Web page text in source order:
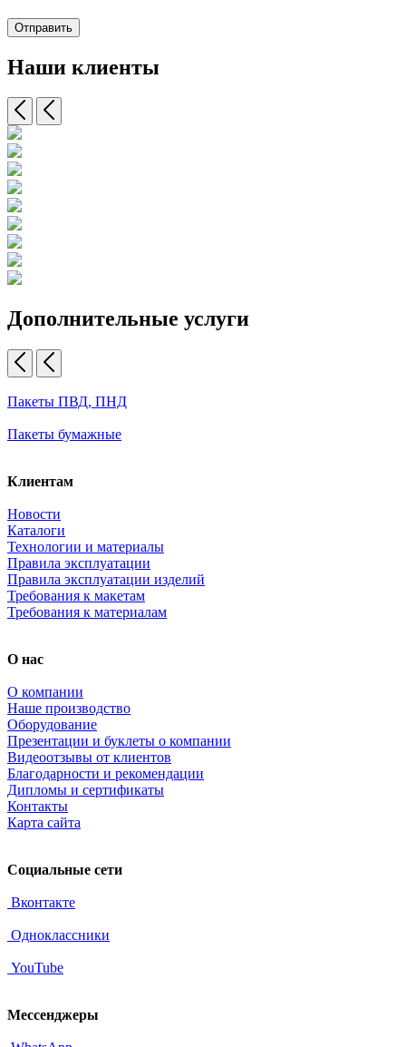
Отправить
Наши клиенты
Дополнительные услуги
Пакеты ПВД, ПНД
Пакеты бумажные
Клиентам
Новости
Каталоги
Технологии и материалы
Правила эксплуатации
Правила эксплуатации изделий
Требования к макетам
Требования к материалам
О нас
О компании
Наше производство
Оборудование
Презентации и буклеты о компании
Видеоотзывы от клиентов
Благодарности и рекомендации
Дипломы и сертификаты
Контакты
Карта сайта
Социальные сети
Вконтакте
Одноклассники
YouTube
Мессенджеры